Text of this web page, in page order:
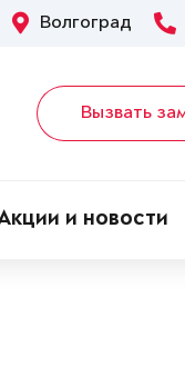
Волгоград
Вызвать
и новости